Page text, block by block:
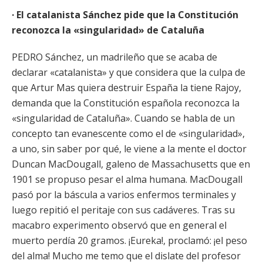
· El catalanista Sánchez pide que la Constitución
reconozca la «singularidad» de Cataluña
PEDRO Sánchez, un madrileño que se acaba de
declarar «catalanista» y que considera que la culpa de
que Artur Mas quiera destruir España la tiene Rajoy,
demanda que la Constitución española reconozca la
«singularidad de Cataluña». Cuando se habla de un
concepto tan evanescente como el de «singularidad»,
a uno, sin saber por qué, le viene a la mente el doctor
Duncan MacDougall, galeno de Massachusetts que en
1901 se propuso pesar el alma humana. MacDougall
pasó por la báscula a varios enfermos terminales y
luego repitió el peritaje con sus cadáveres. Tras su
macabro experimento observó que en general el
muerto perdía 20 gramos. ¡Eureka!, proclamó: ¡el peso
del alma! Mucho me temo que el dislate del profesor